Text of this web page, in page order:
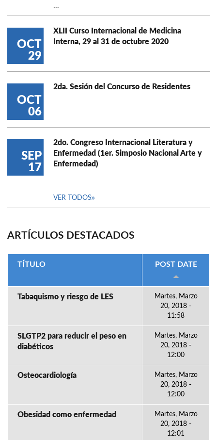
...
OCT
29
XLII Curso Internacional de Medicina
Interna, 29 al 31 de octubre 2020
OCT
06
2da. Sesión del Concurso de Residentes
SEP
17
2do. Congreso Internacional Literatura y
Enfermedad (1er. Simposio Nacional Arte y
Enfermedad)
VER TODOS
ARTÍCULOS DESTACADOS
TÍTULO POST DATE
Tabaquismo y riesgo de LES
Martes, Marzo
20, 2018 -
11:58
SLGTP2 para reducir el peso en
diabéticos
Martes, Marzo
20, 2018 -
12:00
Osteocardiología
Martes, Marzo
20, 2018 -
12:00
Obesidad como enfermedad
Martes, Marzo
20, 2018 -
12:01